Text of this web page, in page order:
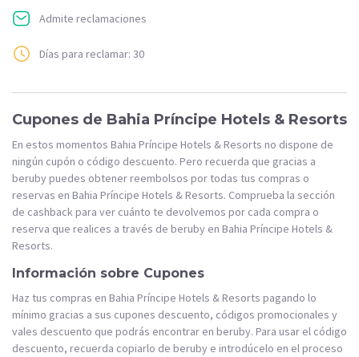
Admite reclamaciones
Días para reclamar: 30
Cupones de Bahia Príncipe Hotels & Resorts
En estos momentos Bahia Príncipe Hotels & Resorts no dispone de
ningún cupón o código descuento. Pero recuerda que gracias a
beruby puedes obtener reembolsos por todas tus compras o
reservas en Bahia Príncipe Hotels & Resorts. Comprueba la sección
de cashback para ver cuánto te devolvemos por cada compra o
reserva que realices a través de beruby en Bahia Príncipe Hotels &
Resorts.
Información sobre Cupones
Haz tus compras en Bahia Príncipe Hotels & Resorts pagando lo
mínimo gracias a sus cupones descuento, códigos promocionales y
vales descuento que podrás encontrar en beruby. Para usar el código
descuento, recuerda copiarlo de beruby e introdúcelo en el proceso